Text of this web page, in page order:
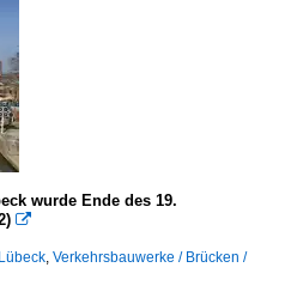
wurde Ende des 19.

, Verkehrsbauwerke / Brücken /